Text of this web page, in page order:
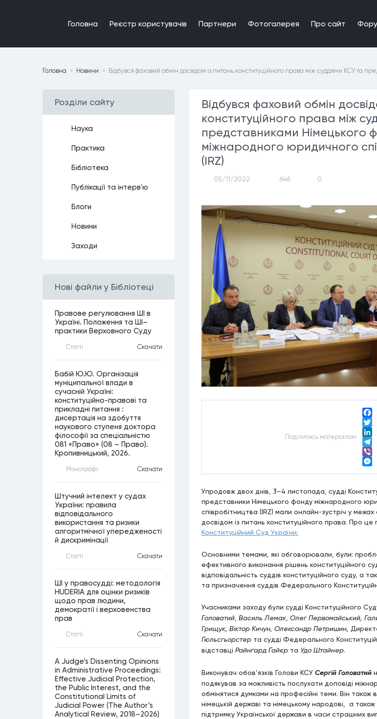
Головна Реєстр користувачiв Партнери Фотогалерея Про сайт
Головна Новини Відбувся фаховий обмін досвідом із питань конституційного права між суддями КСУ та
Роздiли сайту
Наука
Практика
Бiблiотека
Публiкацiї та iнтерв'ю
Блоги
Новини
Заходи
Нові файли у Бібліотеці
Правове регулювання ШІ в
Україні. Положення та ШІ–
практики Верховного Суду
Статтi Скачати
Бабій Ю.Ю. Організація
муніципальної влади в
сучасній Україні:
конституційно-правові та
прикладні питання :
дисертація на здобуття
наукового ступеня доктора
філософії за спеціальністю
081 «Право» (08 – Право).
Кропивницький, 2026.
Монографiї Скачати
Штучний інтелект у судах
України: правила
відповідального
використання та ризики
алгоритмічної упередженості
й дискримінації
Статтi Скачати
ШІ у правосудді: методологія
HUDERIA для оцінки ризиків
щодо прав людини,
демократії і верховенства
прав
Статтi Скачати
A Judge’s Dissenting Opinions
in Administrative Proceedings:
Effective Judicial Protection,
the Public Interest, and the
Constitutional Limits of
Judicial Power (The Author’s
Analytical Review, 2018–2026)
Відбувся фаховий обмін
конституційного права між
представниками Німецького
міжнародного юридичного
(IRZ)
05/11/2022 646 0
Подiлитись матерiалом:
Viber
Упродовж двох днів, 3–4 листопада, судді
представники Німецького фонду міжнародного
співробітництва (IRZ) мали онлайн-зустріч у
досвідом із питань конституційного права. Про це
Конституційний Суд України.
Основними темами, які обговорювали, були:
ефективного виконання рішень конституційного
відповідальність суддів конституційного суду, а
та призначення суддів Федерального
Учасниками заходу були судді Конституційного
Головатий Василь Лемак Олег Первомайський,
Грищук, Віктор Кичун, Олександр Петришин,
Ґюльсгьорстер та судді Федерального
відставці Райнґард Ґайєр та Удо Штайнер.
Виконувач обов’язків Голови КСУ Сергій Головатий
подякував за можливість послухати доповіді
обмінятися думками на професійні теми. Він також
німецькій державі та німецькому народові, а також
підтримку Української держави в часи страшних